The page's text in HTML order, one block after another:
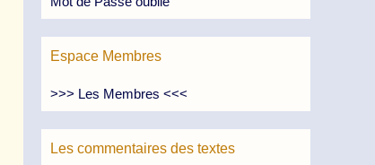
Espace Membres
>>> Les Membres <<<
Les commentaires des textes